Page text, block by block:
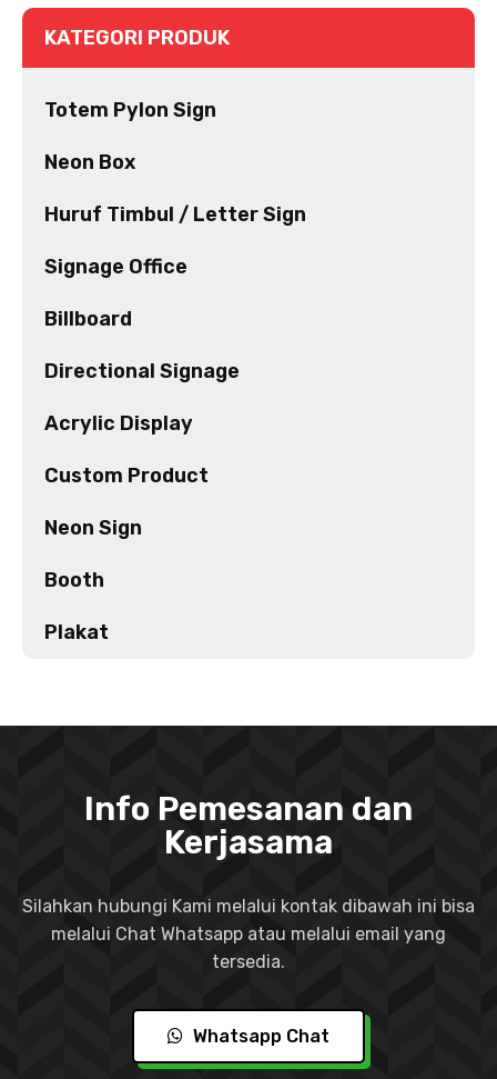
KATEGORI PRODUK
Totem Pylon Sign
Neon Box
Huruf Timbul / Letter Sign
Signage Office
Billboard
Directional Signage
Acrylic Display
Custom Product
Neon Sign
Booth
Plakat
Info Pemesanan dan
Kerjasama
Silahkan hubungi Kami melalui kontak dibawah ini bisa
melalui Chat Whatsapp atau melalui email yang
tersedia.
Whatsapp Chat